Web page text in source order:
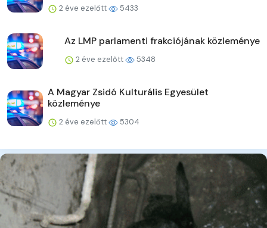
2 éve ezelőtt 5433
Az LMP parlamenti frakciójának közleménye
2 éve ezelőtt 5348
A Magyar Zsidó Kulturális Egyesület
közleménye
2 éve ezelőtt 5304